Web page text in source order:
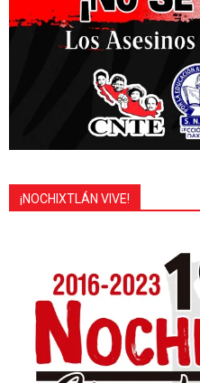
¡NOCHIXTLÁN VIVE!